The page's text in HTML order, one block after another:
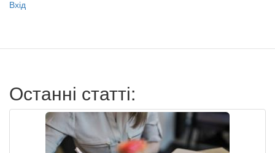
записи
Вхід
Останні статті: